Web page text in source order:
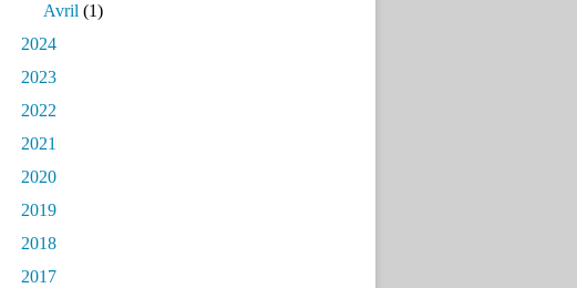
Avril (1)
2024
2023
2022
2021
2020
2019
2018
2017